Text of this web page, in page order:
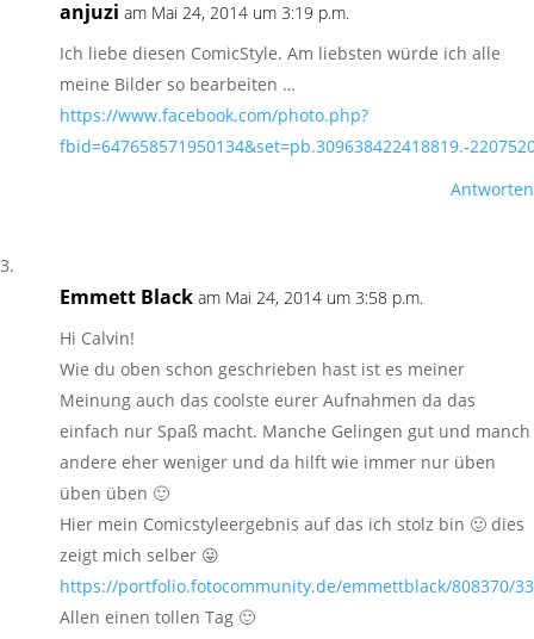
anjuzi am Mai 24, 2014 um 3:19 p.m.
Ich liebe diesen ComicStyle. Am liebsten würde ich alle
meine Bilder so bearbeiten …
https://www.facebook.com/photo.php?
fbid=647658571950134&set=pb.309638422418819.-
Antworten
Emmett Black am Mai 24, 2014 um 3:58 p.m.
Hi Calvin!
Wie du oben schon geschrieben hast ist es meiner
Meinung auch das coolste eurer Aufnahmen da das
einfach nur Spaß macht. Manche Gelingen gut und manch
andere eher weniger und da hilft wie immer nur üben
üben üben 🙂
Hier mein Comicstyleergebnis auf das ich stolz bin 🙂 dies
zeigt mich selber 😛
https://portfolio.fotocommunity.de/emmettblack/808370/
Allen einen tollen Tag 🙂